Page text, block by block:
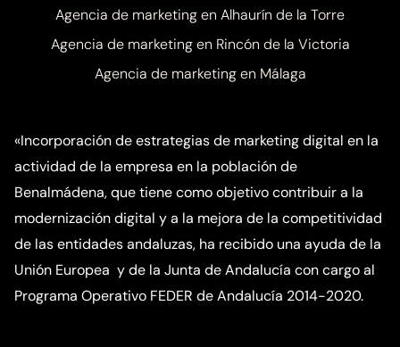
Agencia de marketing en Alhaurín de la Torre
Agencia de marketing en Rincón de la Victoria
Agencia de marketing en Málaga
«Incorporación de estrategias de marketing digital en la
actividad de la empresa en la población de
Benalmádena, que tiene como objetivo contribuir a la
modernización digital y a la mejora de la competitividad
de las entidades andaluzas, ha recibido una ayuda de la
Unión Europea y de la Junta de Andalucía con cargo al
Programa Operativo FEDER de Andalucía 2014-2020.